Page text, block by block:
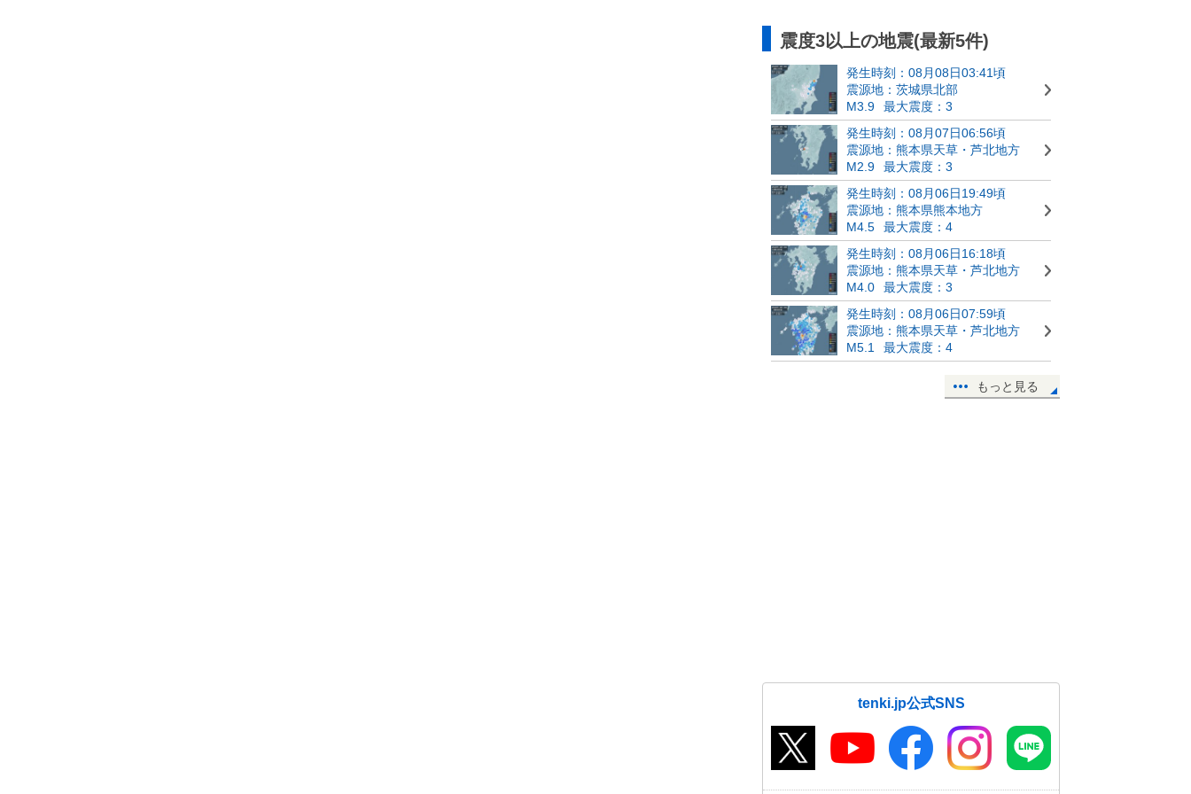
震度3以上の地震(最新5件)
発生時刻：08月08日03:41頃
震源地：茨城県北部
M3.9
最大震度：3
発生時刻：08月07日06:56頃
震源地：熊本県天草・芦北地方
M2.9
最大震度：3
発生時刻：08月06日19:49頃
震源地：熊本県熊本地方
M4.5
最大震度：4
発生時刻：08月06日16:18頃
震源地：熊本県天草・芦北地方
M4.0
最大震度：3
発生時刻：08月06日07:59頃
震源地：熊本県天草・芦北地方
M5.1
最大震度：4
もっと見る
tenki.jp公式SNS